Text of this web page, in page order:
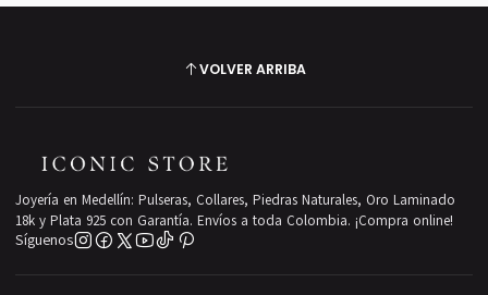
VOLVER ARRIBA
Joyería en Medellín: Pulseras, Collares, Piedras Naturales, Oro Laminado
18k y Plata 925 con Garantía. Envíos a toda Colombia. ¡Compra online!
Síguenos